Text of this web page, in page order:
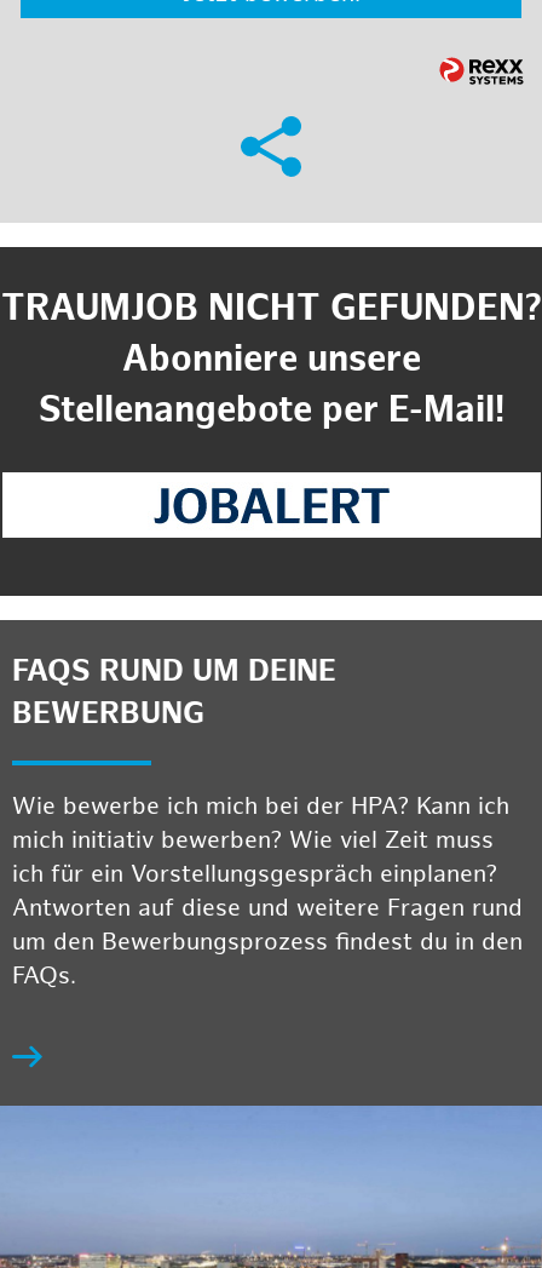
TRAUMJOB NICHT GEFUNDEN?
Abonniere unsere
Stellenangebote per E-Mail!
FAQS RUND UM DEINE
BEWERBUNG
Wie bewerbe ich mich bei der HPA? Kann ich
mich initiativ bewerben? Wie viel Zeit muss
ich für ein Vorstellungsgespräch einplanen?
Antworten auf diese und weitere Fragen rund
um den Bewerbungsprozess findest du in den
FAQs.